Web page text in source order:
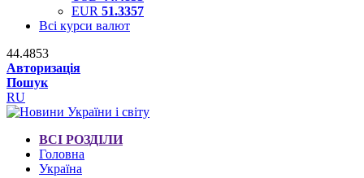
EUR 51.3357
Всі курси валют
44.4853
Авторизація
Пошук
RU
ВСІ РОЗДІЛИ
Головна
Україна